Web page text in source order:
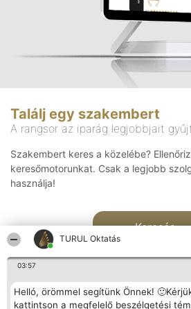
TURUL Oktatás
03:57
Helló, örömmel segítünk Önnek!
kattintson a megfelelő beszélgetési
Találj egy szakembert
A rangsor az iparág legjobbjait
Szakembert keres a közelébe?
keresőmotorunkat. Csak a legjobb
használja!
Keresés